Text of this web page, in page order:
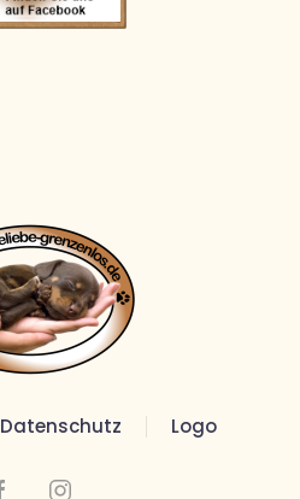
Datenschutz Logo